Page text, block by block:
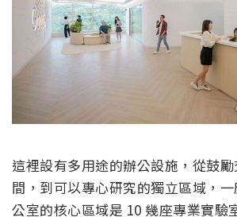
這裡設有多用途的辦公設施，從鼓
間，到可以專心研究的獨立區域，
公室的核心區域是 10 幾座專業實驗